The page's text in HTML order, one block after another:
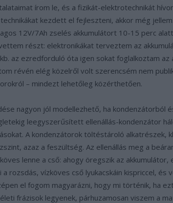
írom le, és a fizikát-elektrotechnikát
kezdett el fejleszteni, akkor még
12V/7Ah zselés akkumulátort 10-15 perc
részt: elektronikákat terveztem az
az ezredforduló óta igen sokat foglalkoztam
révén elég közelről volt szerencsém nem
– mindezt lehetőleg közérthetően.
nagyon jól modellezhető, ha kondenzátorból
leegyszerűsített ellenállás-kondenzátor
A kondenzátorok töltéstároló alkatrészek,
azaz a feszültség. Az ellenállás meg a
lenne a cső: ahogy öregszik az
rozsdás, vízköves cső lyukacskáin kispriccel, és
el fogom magyarázni, hogy mi történik, ha
frázisok legyenek, párhuzamosan viszem a